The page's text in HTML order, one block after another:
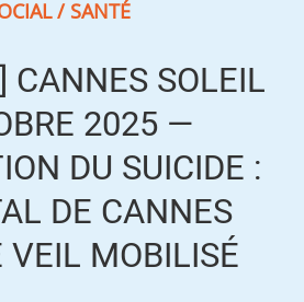
/ SANTÉ
CANNES SOLEIL
2025 —
DU SUICIDE :
DE CANNES
VEIL MOBILISÉ